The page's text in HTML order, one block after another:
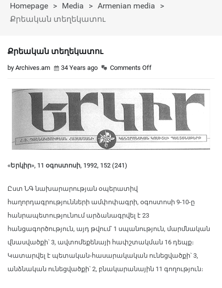
Homepage > Media > Armenian media
>
Քրեական տեղեկատու
Քրեական տեղեկատու
by Archives.am 34 Years ago Comments Off
«Երկիր», 11 օգոստոսի, 1992, 152 (241)
Ըստ ՆԳ նախարարության օպերատիվ
հաղորդագրությունների ամփոփագրի, օգոստոսի 9-10-ը
հանրապետությունում արձանագրվել է 23
հանցագործություն, այդ թվում՝ 1 սպանություն, մարմնական
վնասվածքի՝ 3, ավտոմեքենայի հափշտակման 16 դեպք։
Կատարվել է պետական-հասարակական ունեցվածքի՝ 3,
անձնական ունեցվածքի՝ 2, բնակարանային 11 գողություն։